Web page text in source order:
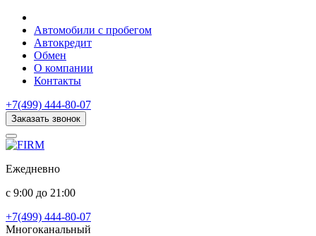
Автомобили с пробегом
Автокредит
Обмен
О компании
Контакты
+7(499) 444-80-07
Заказать звонок
Ежедневно
с 9:00 до 21:00
+7(499) 444-80-07
Многоканальный